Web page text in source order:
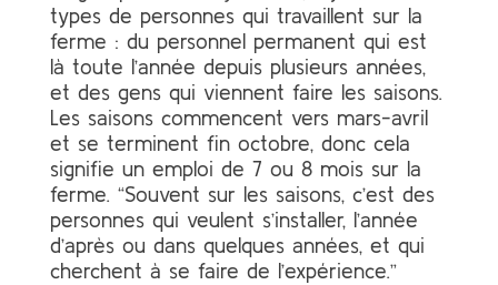
types de personnes qui travaillent sur la
ferme : du personnel permanent qui est
là toute l’année depuis plusieurs années,
et des gens qui viennent faire les saisons.
Les saisons commencent vers mars-avril
et se terminent fin octobre, donc cela
signifie un emploi de 7 ou 8 mois sur la
ferme. “Souvent sur les saisons, c’est des
personnes qui veulent s’installer, l’année
d’après ou dans quelques années, et qui
cherchent à se faire de l’expérience.”